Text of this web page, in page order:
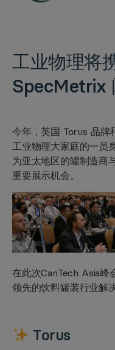
工业物理将
SpecMetrix
今年，英国 Torus 品牌
工业物理大家庭的一员
为亚太地区的罐制造商
重要展示机会。
在此次CanTech Asia峰
领先的饮料罐装行业解
Torus